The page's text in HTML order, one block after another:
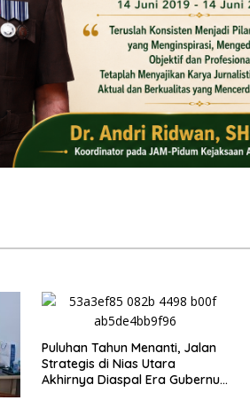
Puluhan Tahun Menanti, Jalan
Strategis di Nias Utara
Akhirnya Diaspal Era Gubernur